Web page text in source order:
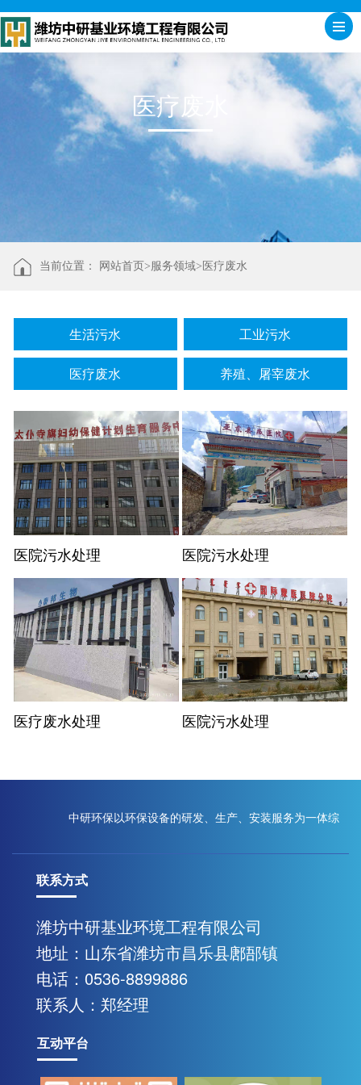
医疗废水
当前位置： 网站首页>服务领域> 医疗废水
生活污水 工业污水
医疗废水 养殖、屠宰废水
医院污水处理 医院污水处理
医疗废水处理 医院污水处理
中研环保以环保设备的研发、生产、安装服务为一体综
合性现代化企业
联系我们
联系方式
潍坊中研基业环境工程有限公司
地址：山东省潍坊市昌乐县鄌郚镇
电话：0536-8899886
联系人：郑经理
互动平台